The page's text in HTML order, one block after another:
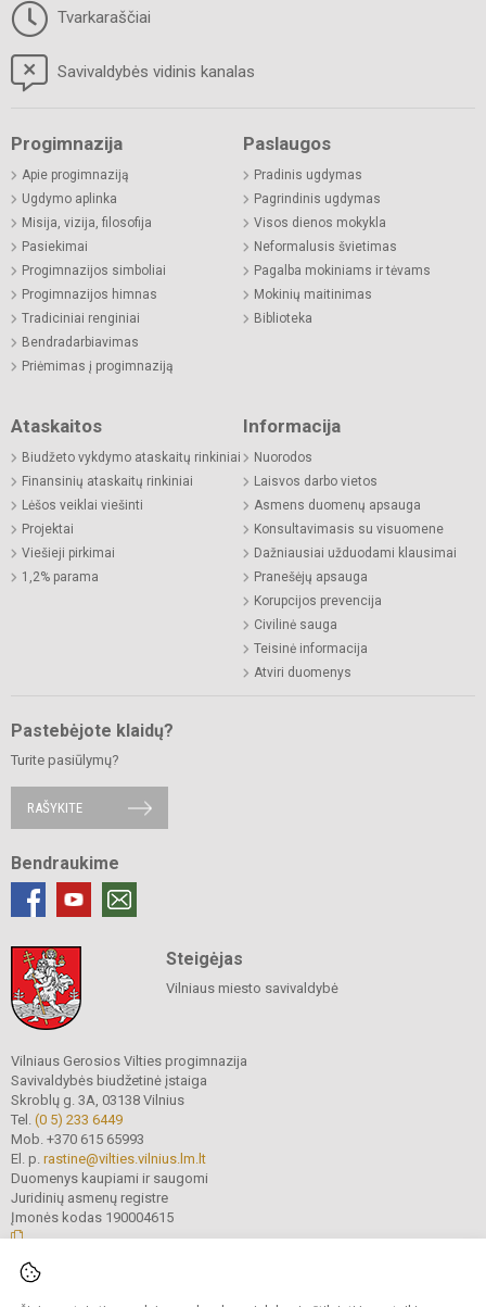
Tvarkaraščiai
Savivaldybės vidinis kanalas
Progimnazija
Apie progimnaziją
Ugdymo aplinka
Misija, vizija, filosofija
Pasiekimai
Progimnazijos simboliai
Progimnazijos himnas
Tradiciniai renginiai
Bendradarbiavimas
Priėmimas į progimnaziją
Paslaugos
Pradinis ugdymas
Pagrindinis ugdymas
Visos dienos mokykla
Neformalusis švietimas
Pagalba mokiniams ir tėvams
Mokinių maitinimas
Biblioteka
Ataskaitos
Biudžeto vykdymo ataskaitų rinkiniai
Finansinių ataskaitų rinkiniai
Lėšos veiklai viešinti
Projektai
Viešieji pirkimai
1,2% parama
Informacija
Nuorodos
Laisvos darbo vietos
Asmens duomenų apsauga
Konsultavimasis su visuomene
Dažniausiai užduodami klausimai
Pranešėjų apsauga
Korupcijos prevencija
Civilinė sauga
Teisinė informacija
Atviri duomenys
Pastebėjote klaidų?
Turite pasiūlymų?
RAŠYKITE
Bendraukime
Steigėjas
Vilniaus miesto savivaldybė
Vilniaus Gerosios Vilties progimnazija
Savivaldybės biudžetinė įstaiga
Skroblų g. 3A, 03138 Vilnius
Tel. (0 5) 233 6449
Mob. +370 615 65993
El. p. rastine@vilties.vilnius.lm.lt
Duomenys kaupiami ir saugomi
Juridinių asmenų registre
Įmonės kodas 190004615